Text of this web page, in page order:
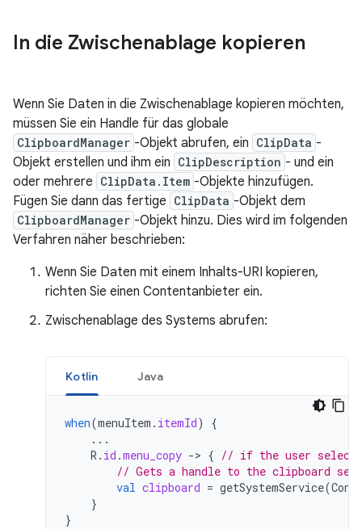
In die Zwischenablage kopieren
Wenn Sie Daten in die Zwischenablage kopieren möchten,
müssen Sie ein Handle für das globale
ClipboardManager -Objekt abrufen, ein ClipData -
Objekt erstellen und ihm ein ClipDescription - und ein
oder mehrere ClipData.Item -Objekte hinzufügen.
Fügen Sie dann das fertige ClipData -Objekt dem
ClipboardManager -Objekt hinzu. Dies wird im folgenden
Verfahren näher beschrieben:
Wenn Sie Daten mit einem Inhalts-URI kopieren,
richten Sie einen Contentanbieter ein.
Zwischenablage des Systems abrufen:
Kotlin Java
when(menuItem . itemId)
{
...
R . id .menu_copy -> { // if the user selects
// Gets a handle to the clipboard
val clipboard = getSystemService(
}
}